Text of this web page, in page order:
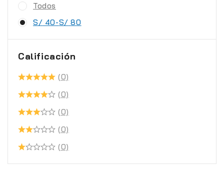
Todos
S/ 40-S/ 80
Calificación
(0)
(0)
(0)
(0)
(0)